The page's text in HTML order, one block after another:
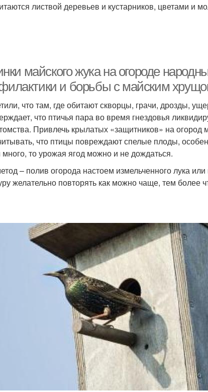
листвой деревьев и кустарников, цветами и
майского жука на огороде
и борьбы с майским
что там, где обитают скворцы, грачи, дрозды,
что птичья пара во время гнездовья
Привлечь крылатых «защитников» на
что птицы повреждают спелые плоды,
то урожая ягод можно и не дождаться.
– полив огорода настоем измельченного лука
желательно повторять как можно чаще, тем более